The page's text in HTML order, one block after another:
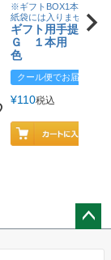
※ギフトBOX1本用はこ
紙袋には入りません
ギフト用手提げＢ
Ｇ １本用 エン
色
クール便でお届け
¥110税込